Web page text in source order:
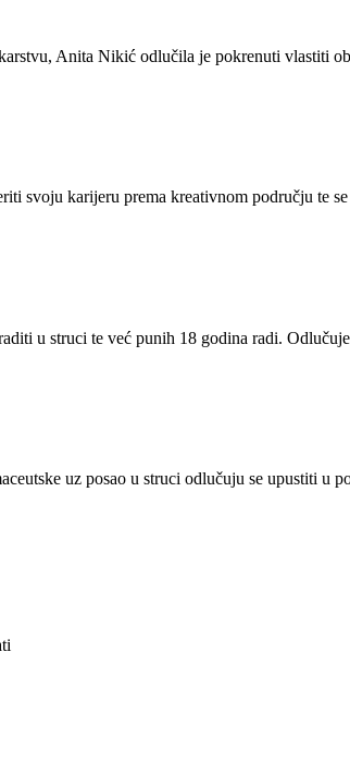
Anita Nikić odlučila je pokrenuti vlastiti
svoju karijeru prema kreativnom području te
u struci te već punih 18 godina radi.
uz posao u struci odlučuju se upustiti u